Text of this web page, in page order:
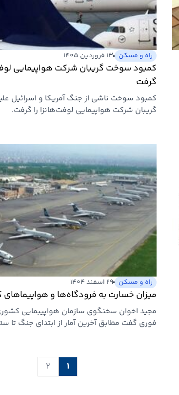
راه و مسکن ۱۳ فروردین ۱۴۰۵
کمبود سوخت گریبان شرکت هواپیمایی
گرفت
کمبود سوخت ناشی از جنگ آمریکا و اسرائیل
گریبان شرکت هواپیمایی لوفت‌هانزا را گرفت.
راه و مسکن ۲۹ اسفند ۱۴۰۴
میزان خسارت به فرودگاه‌ها و
مجید اخوان سخنگوی سازمان هواپیبمایی
فوری گفت مطابق آخرین آمار از ابتدای جنگ تا سه
۱ ۲